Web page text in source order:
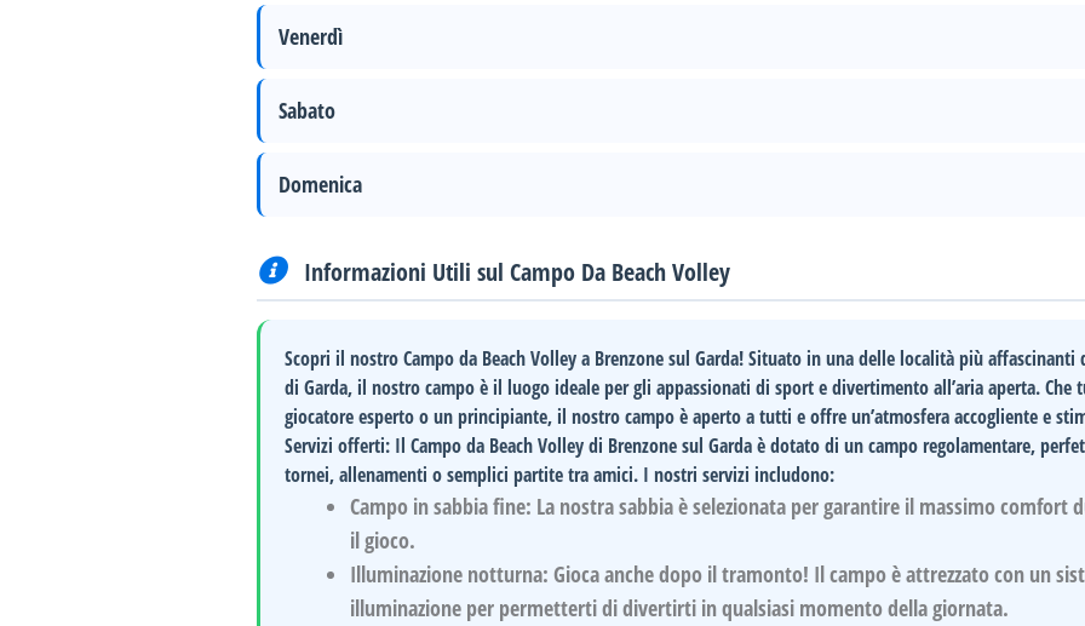
Venerdì
Sabato
Domenica
Informazioni Utili sul Campo Da Beach Volley
Scopri il nostro Campo da Beach Volley a Brenzone sul Garda!Situato in una delle località più affascinanti
di Garda, il nostro campo è il luogo ideale per gli appassionati di sport e divertimento all’aria aperta. Che
giocatore esperto o un principiante, il nostro campo è aperto a tutti e offre un’atmosfera accogliente e
Servizi offerti: Il Campo da Beach Volley di Brenzone sul Garda è dotato di un campo regolamentare,
tornei, allenamenti o semplici partite tra amici. I nostri servizi includono:
Campo in sabbia fine: La nostra sabbia è selezionata per garantire il massimo comfort
il gioco.
Illuminazione notturna: Gioca anche dopo il tramonto! Il campo è attrezzato con un
illuminazione per permetterti di divertirti in qualsiasi momento della giornata.